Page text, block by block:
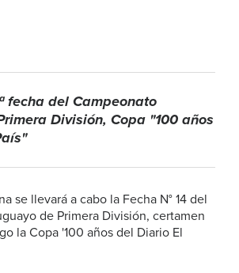
fecha del Campeonato
División, Copa "100 años
se llevará a cabo la Fecha N° 14 del
de Primera División, certamen
la Copa '100 años del Diario El